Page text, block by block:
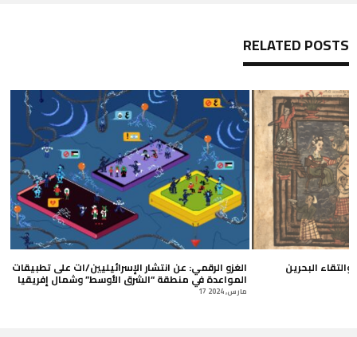
RELATED POSTS
الغزو الرقمي: عن انتشار الإسرائيليين/ات على تطبيقات
المواعدة في منطقة “الشرق الأوسط” وشمال إفريقيا
17 مارس, 2024
البحرين